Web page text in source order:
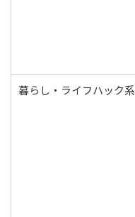
暮らし・ライフハック系